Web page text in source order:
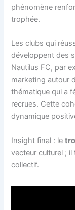
phénomène
trophée.
Les clubs qui
développent des
Nautilus FC, par
marketing autour
thématique qui a
recrues. Cette
dynamique
Insight final : le
vecteur culturel ;
collectif.